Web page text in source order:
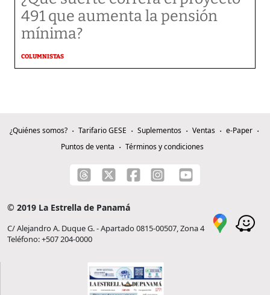
491 que aumenta la pensión
mínima?
COLUMNISTAS
¿Quiénes somos? Tarifario GESE Suplementos Ventas
e-Paper
Puntos de venta
Términos y condiciones
© 2019 La Estrella de Panamá
C/ Alejandro A. Duque G. - Apartado 0815-00507, Zona 4
Teléfono: +507 204-0000